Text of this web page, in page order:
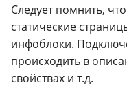
Следует помнить,
статические
инфоблоки.
происходить в
свойствах и т.д.